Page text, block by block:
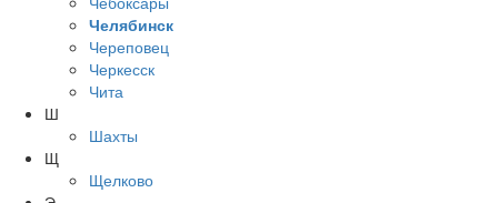
Челябинск
Череповец
Черкесск
Чита
Ш
Шахты
Щ
Щелково